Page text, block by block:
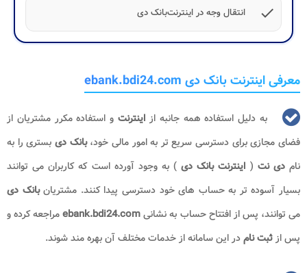
check انتقال وجه در اینترنت‌بانک دی
معرفی اینترنت بانک دی ebank.bdi24.com
به دلیل استفاده همه جانبه از اینترنت و استفاده مکرر مشتریان از
فضای مجازی برای دسترسی سریع‌ تر به امور مالی خود،بانک دی بستری را به
نامدی نت ( اینترنت بانک دی) به وجود آورده است که کاربران می ‌توانند
بسیار آسوده‌ تر به حساب‌ های خود دسترسی پیدا کنند. مشتریانبانک دی
می ‌توانند، پس از افتتاح حساب به نشانیebank.bdi24.comمراجعه کرده و
پس ازثبت نامدر این سامانه از خدمات مختلف آن بهره‌ مند شوند.